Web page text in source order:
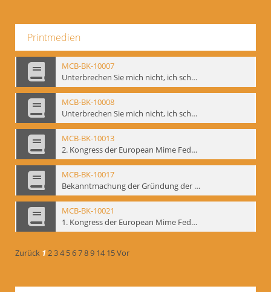
Printmedien
MCB-BK-10007
Unterbrechen Sie mich nicht, ich schweige - interne Signatur: BM-prt-215-f
MCB-BK-10008
Unterbrechen Sie mich nicht, ich schweige - interne Signatur: BM-prt-215-r
MCB-BK-10013
2. Kongress der European Mime Federation: „Rekonstruktion/Innovation“, Berlin Mai 1993 - interne Signatur: BM-prt-221
MCB-BK-10017
Bekanntmachung der Gründung der European Mime Federation - interne Signatur: BM-prt-225
MCB-BK-10021
1. Kongress der European Mime Federation, Amsterdam, September 1991 - interne Signatur: BM-prt-229
Zurück 1234 56789 14 15Vor